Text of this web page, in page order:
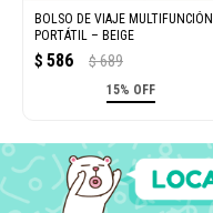
BOLSO DE VIAJE MULTIFUNCIÓN
PORTÁTIL – BEIGE
$ 586 $ 689
15% OFF